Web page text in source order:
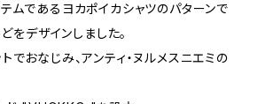
テムであるヨカポイカシャツのパターンで
をデザインしました。
でおなじみ、アンティ・ヌルメスニエミの